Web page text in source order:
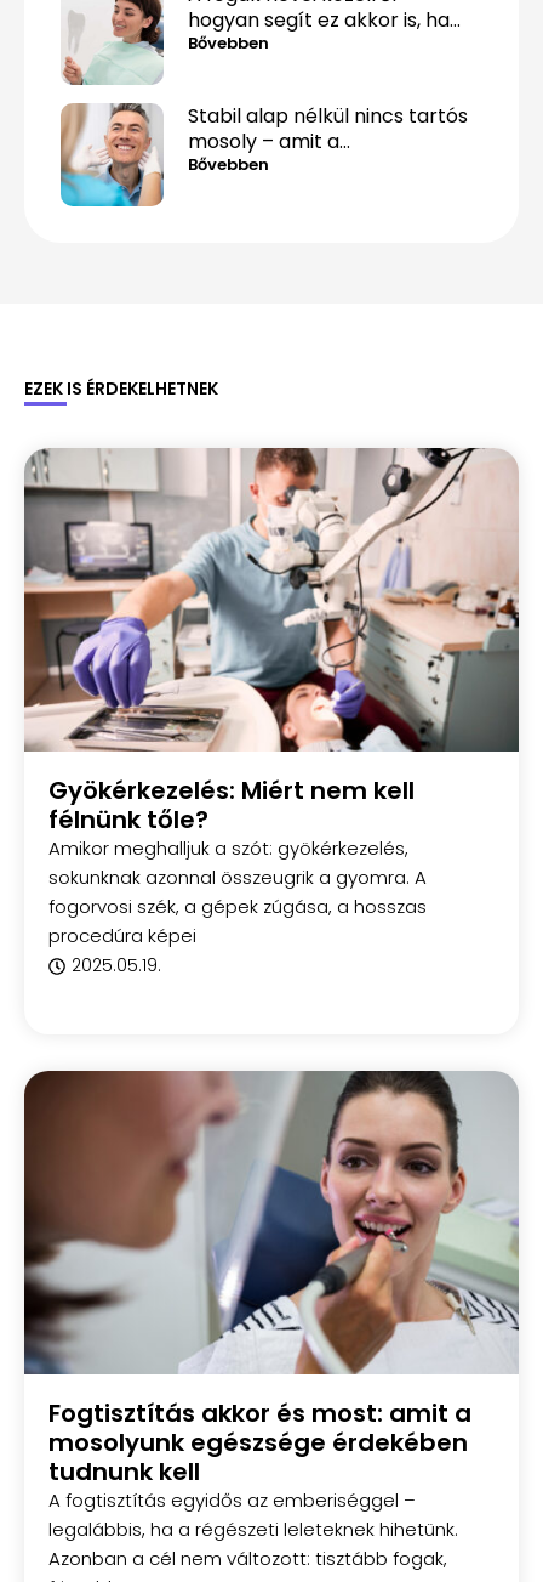
hogyan segít ez akkor is, ha
csak „valami fáj hátul”?
Bővebben
Stabil alap nélkül nincs tartós
mosoly – amit a
csontpótlásról tényleg tudnod
Bővebben
EZEK IS ÉRDEKELHETNEK
Gyökérkezelés: Miért nem kell
félnünk tőle?
Amikor meghalljuk a szót: gyökérkezelés,
sokunknak azonnal összeugrik a gyomra. A
fogorvosi szék, a gépek zúgása, a hosszas
procedúra képei
2025.05.19.
Fogtisztítás akkor és most: amit a
mosolyunk egészsége érdekében
tudnunk kell
A fogtisztítás egyidős az emberiséggel –
legalábbis, ha a régészeti leleteknek hihetünk.
Azonban a cél nem változott: tisztább fogak,